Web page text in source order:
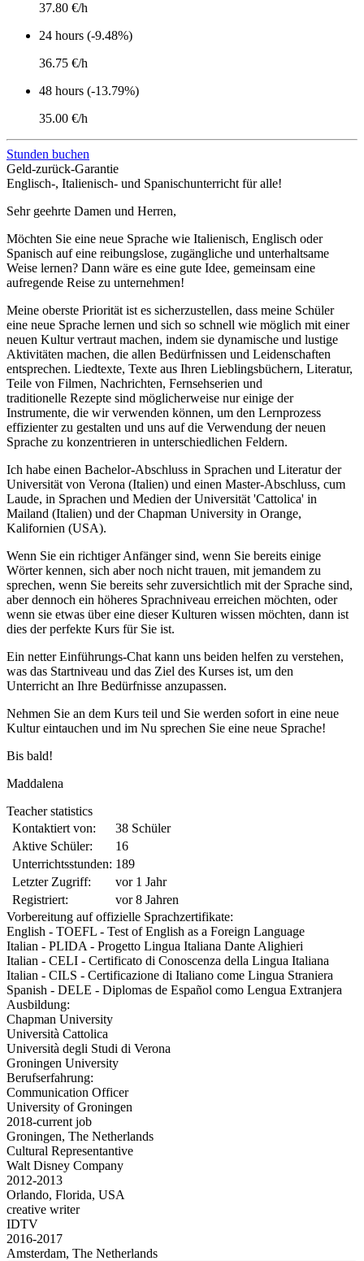
37.80 €/h
24 hours (-9.48%)
36.75 €/h
48 hours (-13.79%)
35.00 €/h
Stunden buchen
Geld-zurück-Garantie
Englisch-, Italienisch- und Spanischunterricht für alle!
Sehr geehrte Damen und Herren,
Möchten Sie eine neue Sprache wie Italienisch, Englisch oder
Spanisch auf eine reibungslose, zugängliche und unterhaltsame
Weise lernen? Dann wäre es eine gute Idee, gemeinsam eine
aufregende Reise zu unternehmen!
Meine oberste Priorität ist es sicherzustellen, dass meine Schüler
eine neue Sprache lernen und sich so schnell wie möglich mit einer
neuen Kultur vertraut machen, indem sie dynamische und lustige
Aktivitäten machen, die allen Bedürfnissen und Leidenschaften
entsprechen. Liedtexte, Texte aus Ihren Lieblingsbüchern, Literatur,
Teile von Filmen, Nachrichten, Fernsehserien und
traditionelle Rezepte sind möglicherweise nur einige der
Instrumente, die wir verwenden können, um den Lernprozess
effizienter zu gestalten und uns auf die Verwendung der neuen
Sprache zu konzentrieren in unterschiedlichen Feldern.
Ich habe einen Bachelor-Abschluss in Sprachen und Literatur der
Universität von Verona (Italien) und einen Master-Abschluss, cum
Laude, in Sprachen und Medien der Universität 'Cattolica' in
Mailand (Italien) und der Chapman University in Orange,
Kalifornien (USA).
Wenn Sie ein richtiger Anfänger sind, wenn Sie bereits einige
Wörter kennen, sich aber noch nicht trauen, mit jemandem zu
sprechen, wenn Sie bereits sehr zuversichtlich mit der Sprache sind,
aber dennoch ein höheres Sprachniveau erreichen möchten, oder
wenn sie etwas über eine dieser Kulturen wissen möchten, dann ist
dies der perfekte Kurs für Sie ist.
Ein netter Einführungs-Chat kann uns beiden helfen zu verstehen,
was das Startniveau und das Ziel des Kurses ist, um den
Unterricht an Ihre Bedürfnisse anzupassen.
Nehmen Sie an dem Kurs teil und Sie werden sofort in eine neue
Kultur eintauchen und im Nu sprechen Sie eine neue Sprache!
Bis bald!
Maddalena
Teacher statistics
Kontaktiert von:
38 Schüler
Aktive Schüler:
16
Unterrichtsstunden: 189
Letzter Zugriff:
vor 1 Jahr
Registriert:
vor 8 Jahren
Vorbereitung auf offizielle Sprachzertifikate:
English - TOEFL - Test of English as a Foreign Language
Italian - PLIDA - Progetto Lingua Italiana Dante Alighieri
Italian - CELI - Certificato di Conoscenza della Lingua Italiana
Italian - CILS - Certificazione di Italiano come Lingua Straniera
Spanish - DELE - Diplomas de Español como Lengua Extranjera
Ausbildung:
Chapman University
Università Cattolica
Università degli Studi di Verona
Groningen University
Berufserfahrung:
Communication Officer
University of Groningen
2018-current job
Groningen, The Netherlands
Cultural Representantive
Walt Disney Company
2012-2013
Orlando, Florida, USA
creative writer
IDTV
2016-2017
Amsterdam, The Netherlands